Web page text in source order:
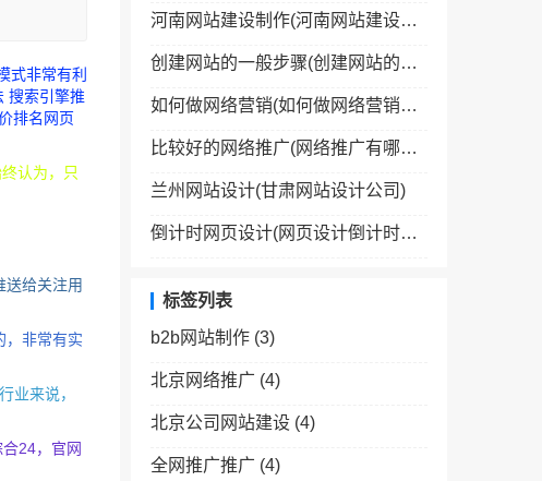
式非常有利
搜索引擎推
排名网页
认为，只
送给关注用
，非常有实
业来说，
24，官网
河南网站建设制作(河南网站建设制作公司)
创建网站的一般步骤(创建网站的一般步骤包括)
如何做网络营销(如何做网络营销经理)
比较好的网络推广(网络推广有哪些网络平台)
兰州网站设计(甘肃网站设计公司)
倒计时网页设计(网页设计倒计时效果怎么弄)
标签列表
b2b网站制作 (3)
北京网络推广 (4)
北京公司网站建设 (4)
全网推广推广 (4)